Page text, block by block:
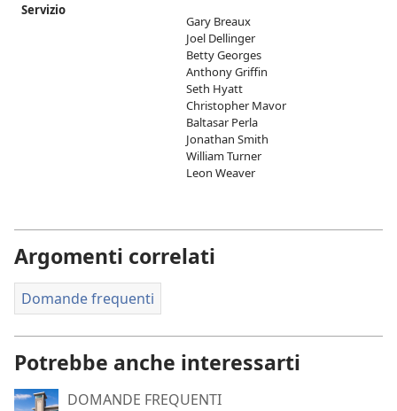
Servizio
Gary Breaux
Joel Dellinger
Betty Georges
Anthony Griffin
Seth Hyatt
Christopher Mavor
Baltasar Perla
Jonathan Smith
William Turner
Leon Weaver
Argomenti correlati
Domande frequenti
Potrebbe anche interessarti
DOMANDE FREQUENTI